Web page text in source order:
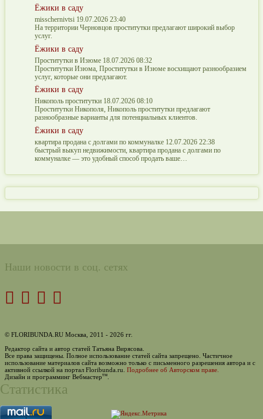
Ёжики в саду
misschernivtsi 19.07.2026 23:40
На территории Черновцов проститутки предлагают широкий выбор
услуг.
Ёжики в саду
Проститутки в Изюме 18.07.2026 08:32
Проститутки Изюма, Проститутки в Изюме восхищают разнообразием
услуг, которые они предлагают.
Ёжики в саду
Никополь проститутки 18.07.2026 08:10
Проститутки Никополя, Никополь проститутки предлагают
разнообразные варианты для потенциальных клиентов.
Ёжики в саду
квартира продана с долгами по коммуналке 12.07.2026 22:38
быстрый выкуп недвижимости, квартира продана с долгами по
коммуналке — это удобный способ продать ваше…
Наши новости в соц. сетях
© FLORIBUNDA.RU Москва, 2011 - 2026 гг.
Редактор сайта и автор статей Татьяна Вирясова.
Все права защищены. Полное использование статей сайта запрещено. Частичное
использование материалов сайта возможно только с письменного разрешения автора и с
активной ссылкой на портал Floribunda.ru. Подробнее об Авторском праве.
Дизайн и программинг Вебмастертм.
Статистика